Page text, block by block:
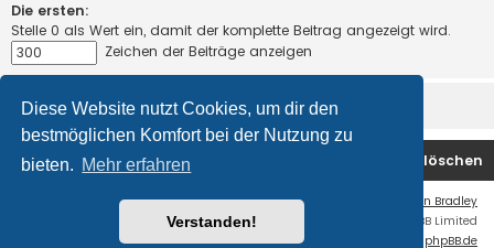
Diese Website nutzt Cookies, um dir den
bestmöglichen Komfort bei der Nutzung zu
bieten. Mehr erfahren
Verstanden!
Die ersten:
Stelle 0 als Wert ein, damit der komplette Beitrag angezeigt wird.
Zeichen der Beiträge anzeigen
Foren-Übersicht Alle Cookies löschen
Ian Bradley
Powered byphpBB
® Forum Software © phpBB Limited
Deutsche Übersetzung durch phpBB.de